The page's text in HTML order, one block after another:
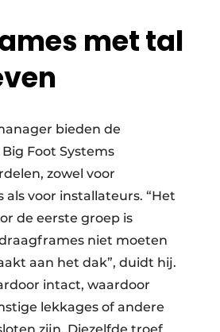
met tal
bieden de
Foot Systems
zowel voor
voor installateurs. “Het
de eerste groep is
niet moeten
aan het dak”, duidt hij.
intact, waardoor
lekkages of andere